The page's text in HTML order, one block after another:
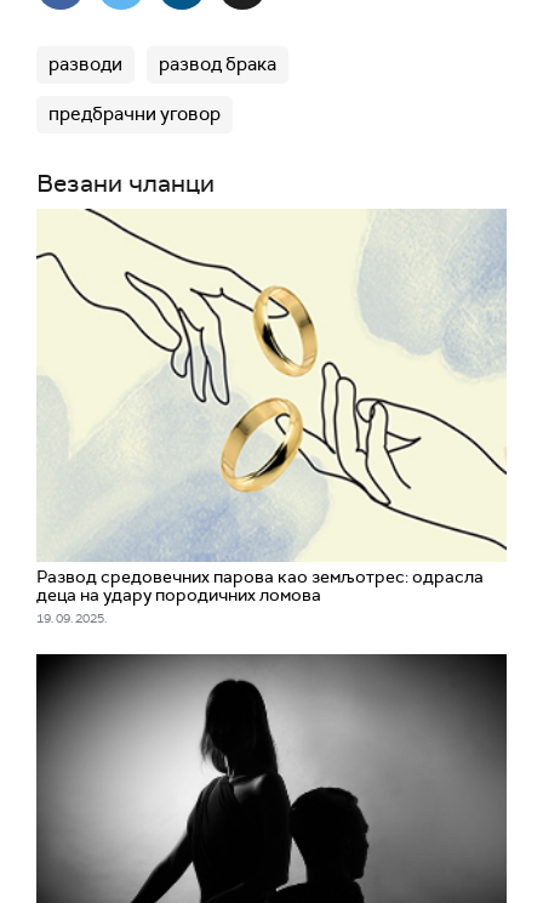
разводи развод брака
предбрачни уговор
Везани чланци
Развод средовечних парова као земљотрес: одрасла
деца на удару породичних ломова
19. 09. 2025.